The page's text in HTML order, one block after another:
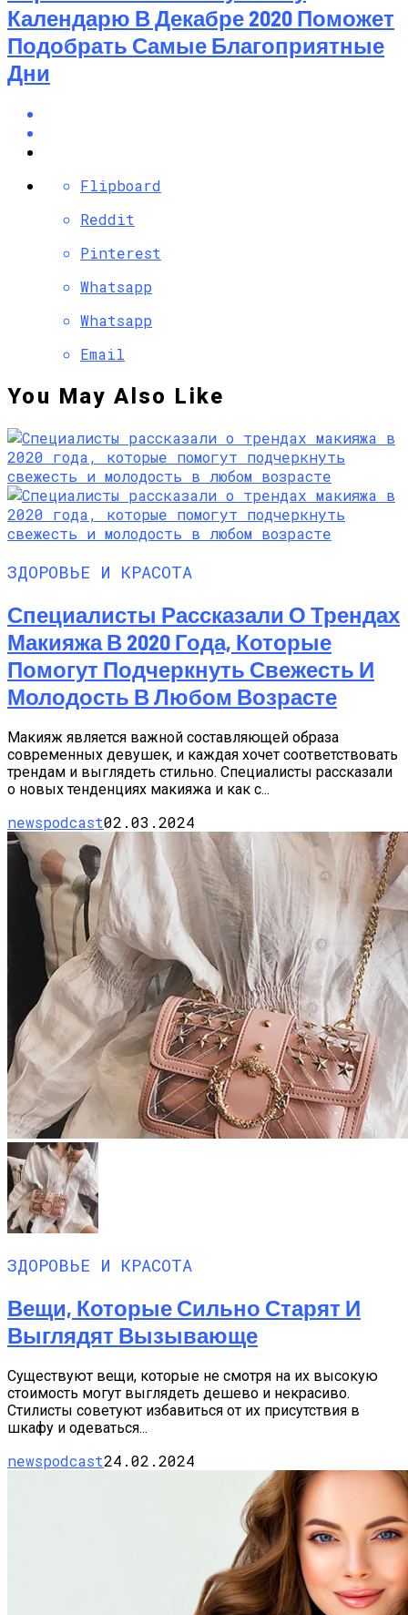
Календарю В Декабре 2020 Поможет
Подобрать Самые Благоприятные
Дни
Flipboard
Reddit
Pinterest
Whatsapp
Whatsapp
Email
You May Also Like
ЗДОРОВЬЕ И КРАСОТА
Специалисты Рассказали О Трендах
Макияжа В 2020 Года, Которые
Помогут Подчеркнуть Свежесть И
Молодость В Любом Возрасте
Макияж является важной составляющей образа
современных девушек, и каждая хочет соответствовать
трендам и выглядеть стильно. Специалисты рассказали
о новых тенденциях макияжа и как с...
newspodcast02.03.2024
ЗДОРОВЬЕ И КРАСОТА
Вещи, Которые Сильно Старят И
Выглядят Вызывающе
Существуют вещи, которые не смотря на их высокую
стоимость могут выглядеть дешево и некрасиво.
Стилисты советуют избавиться от их присутствия в
шкафу и одеваться...
newspodcast24.02.2024